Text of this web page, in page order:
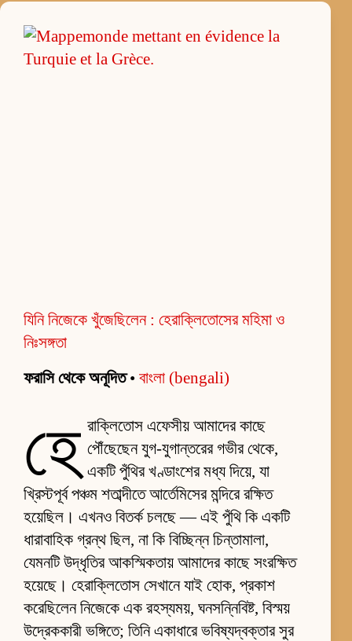
যিনি নিজেকে খুঁজেছিলেন : হেরাক্লিতোসের মহিমা ও
নিঃসঙ্গতা
ফরাসি থেকে অনূদিত• বাংলা (bengali)
হে রাক্লিতোস এফেসীয় আমাদের কাছে
পৌঁছেছেন যুগ-যুগান্তরের গভীর থেকে,
একটি পুঁথির খণ্ডাংশের মধ্য দিয়ে, যা
খ্রিস্টপূর্ব পঞ্চম শতাব্দীতে আর্তেমিসের মন্দিরে রক্ষিত
হয়েছিল। এখনও বিতর্ক চলছে — এই পুঁথি কি একটি
ধারাবাহিক গ্রন্থ ছিল, না কি বিচ্ছিন্ন চিন্তামালা,
যেমনটি উদ্ধৃতির আকস্মিকতায় আমাদের কাছে সংরক্ষিত
হয়েছে। হেরাক্লিতোস সেখানে যাই হোক, প্রকাশ
করেছিলেন নিজেকে এক রহস্যময়, ঘনসন্নিবিষ্ট, বিস্ময়
উদ্রেককারী ভঙ্গিতে; তিনি একাধারে ভবিষ্যদ্বক্তার সুর